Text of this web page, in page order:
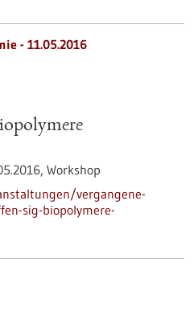
- 11.05.2016
Workshop
vergangene-
sig-biopolymere-